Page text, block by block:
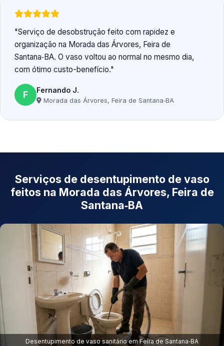
Serviço de desobstrução feito com rapidez e
organização na Morada das Árvores, Feira de
Santana‑BA. O vaso voltou ao normal no mesmo dia,
com ótimo custo-benefício.
F Fernando J.
Morada das Árvores, Feira de Santana‑BA
Serviços de desentupimento de vaso
feitos na Morada das Árvores, Feira de
Santana‑BA
Desentupimento de vaso sanitário em Feira de Santana‑BA